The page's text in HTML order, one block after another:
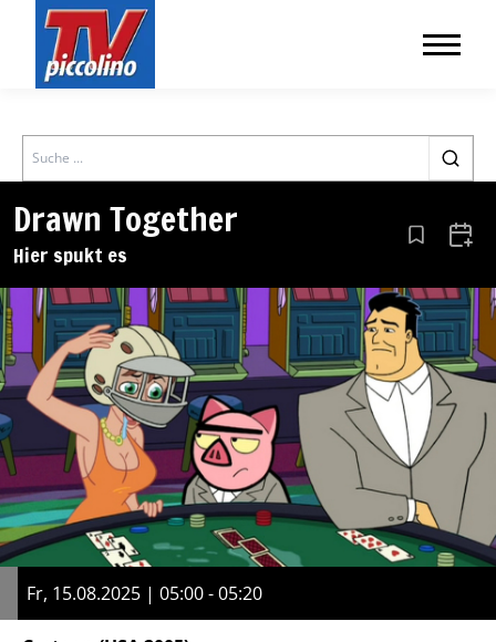
Search
Drawn Together
Hier spukt es Aus den
Fr, 15.08.2025 | 05:00 - 05:20